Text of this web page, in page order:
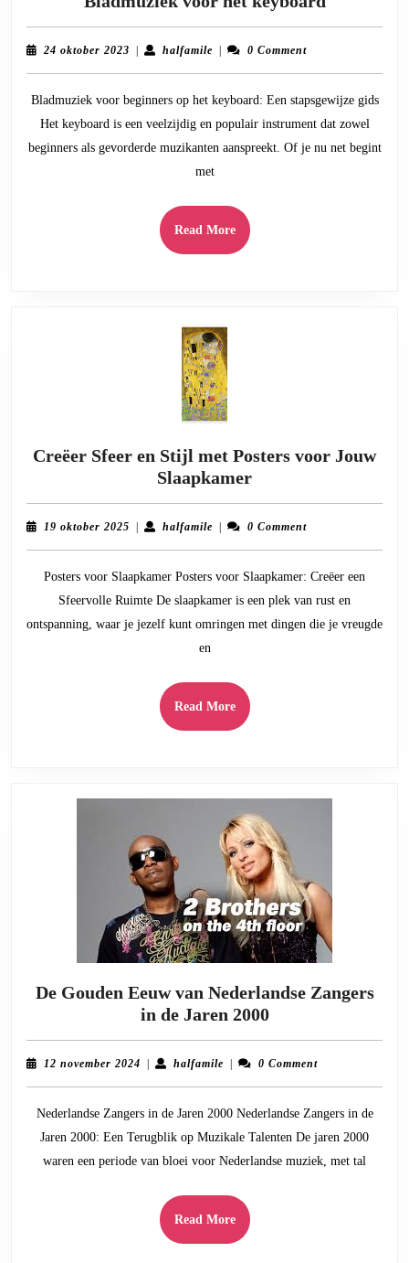
voor
het
24 oktober 2023 24| halfamilehalfamile
| 0 Comment
Bladmuziek voor beginners op het keyboard: Een stapsgewijze gids
Het keyboard is een veelzijdig en populair instrument dat zowel
beginners als gevorderde muzikanten aanspreekt. Of je nu net begint
met
Read MoreRead
More
Creëer Sfeer en Stijl met Posters voor Jouw
SlaapkamerCreëer
Sfeer
en
Posters
voor
Jouw
19 oktober 2025 19| halfamilehalfamile
| 0 Comment
Posters voor Slaapkamer Posters voor Slaapkamer: Creëer een
Sfeervolle Ruimte De slaapkamer is een plek van rust en
ontspanning, waar je jezelf kunt omringen met dingen die je vreugde
en
Read MoreRead
More
De Gouden Eeuw van Nederlandse Zangers
in de Jaren 2000De
Gouden
Eeuw
Zangers
in
de
12 november 2024 12| halfamilehalfamile
| 0 Comment
Nederlandse Zangers in de Jaren 2000 Nederlandse Zangers in de
Jaren 2000: Een Terugblik op Muzikale Talenten De jaren 2000
waren een periode van bloei voor Nederlandse muziek, met tal
Read MoreRead
More